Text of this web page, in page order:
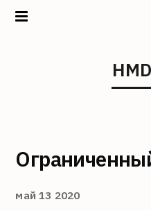
май 13 2020